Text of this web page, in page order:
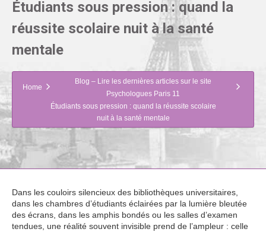
Étudiants sous pression : quand la
réussite scolaire nuit à la santé
mentale
Home
Blog – Lire les dernières articles sur le site
Psychologues Paris 11
Étudiants sous pression : quand la réussite scolaire
nuit à la santé mentale
Dans les couloirs silencieux des bibliothèques universitaires,
dans les chambres d’étudiants éclairées par la lumière bleutée
des écrans, dans les amphis bondés ou les salles d’examen
tendues, une réalité souvent invisible prend de l’ampleur : celle